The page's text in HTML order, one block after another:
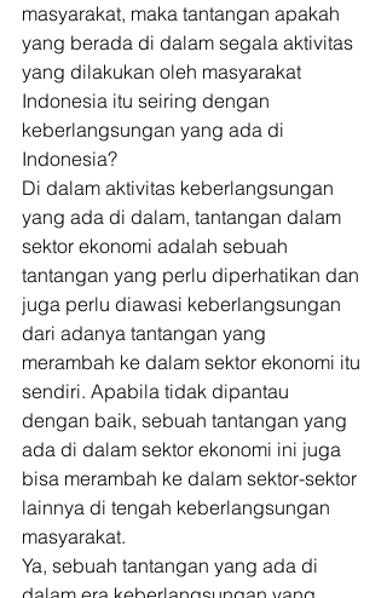
masyarakat, maka tantangan apakah
yang berada di dalam segala aktivitas
yang dilakukan oleh masyarakat
Indonesia itu seiring dengan
keberlangsungan yang ada di
Indonesia?
Di dalam aktivitas keberlangsungan
yang ada di dalam, tantangan dalam
sektor ekonomi adalah sebuah
tantangan yang perlu diperhatikan dan
juga perlu diawasi keberlangsungan
dari adanya tantangan yang
merambah ke dalam sektor ekonomi itu
sendiri. Apabila tidak dipantau
dengan baik, sebuah tantangan yang
ada di dalam sektor ekonomi ini juga
bisa merambah ke dalam sektor-sektor
lainnya di tengah keberlangsungan
masyarakat.
Ya, sebuah tantangan yang ada di